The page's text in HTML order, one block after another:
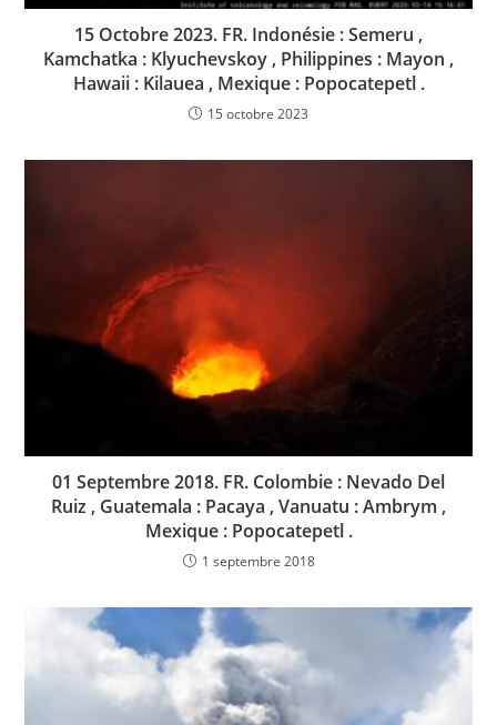
15 Octobre 2023. FR. Indonésie : Semeru ,
Kamchatka : Klyuchevskoy , Philippines : Mayon ,
Hawaii : Kilauea , Mexique : Popocatepetl .
15 octobre 2023
01 Septembre 2018. FR. Colombie : Nevado Del
Ruiz , Guatemala : Pacaya , Vanuatu : Ambrym ,
Mexique : Popocatepetl .
1 septembre 2018